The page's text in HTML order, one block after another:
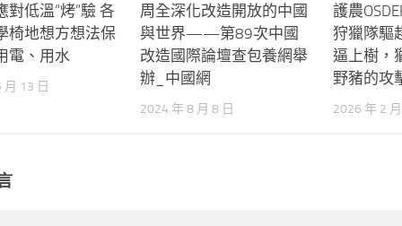
對低溫“烤”驗 各
椅地想方想法保
電、用水
13 日
周全深化改造開放的中國
與世界——第89次中國
改造國際論壇查包養網舉
辦_中國網
2024 年 8 月 8 日
護農
狩獵隊驅
逼上樹，
野豬的攻
2026 年 2